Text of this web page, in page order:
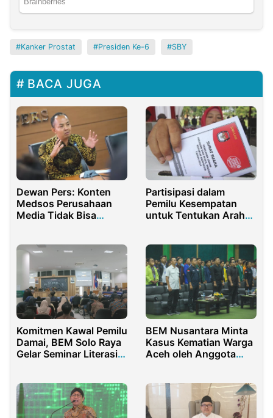
Kanker Prostat Presiden Ke-6 SBY
BACA JUGA
Dewan Pers: Konten
Medsos Perusahaan
Media Tidak Bisa
Partisipasi dalam
Pemilu Kesempatan
untuk Tentukan Arah
Komitmen Kawal Pemilu
Damai, BEM Solo Raya
Gelar Seminar Literasi
BEM Nusantara Minta
Kasus Kematian Warga
Aceh oleh Anggota